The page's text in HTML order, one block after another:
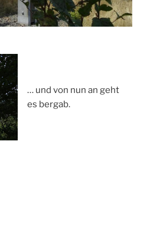
… und von nun an geht
es bergab.